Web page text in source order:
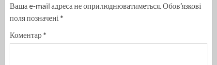
Ваша e-mail адреса не оприлюднюватиметься.Обов’язкові
поля позначені *
Коментар*